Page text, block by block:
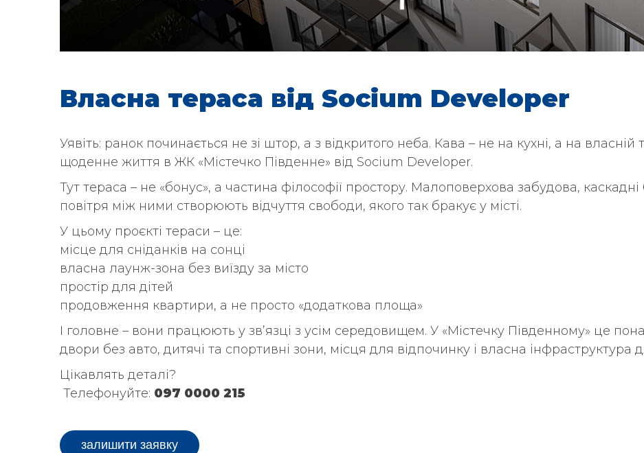
Власна тераса від Socium Developer
Уявіть: ранок починається не зі штор, а з відкритого неба. Кава – не на кухні, а на власній
щоденне життя в ЖК «Містечко Південне» від Socium Developer.
Тут тераса – не «бонус», а частина філософії простору. Малоповерхова забудова,
повітря між ними створюють відчуття свободи, якого так бракує у місті.
У цьому проєкті тераси – це:
місце для сніданків на сонці
власна лаунж-зона без виїзду за місто
простір для дітей
продовження квартири, а не просто «додаткова площа»
І головне – вони працюють у зв’язці з усім середовищем. У «Містечку Південному» це
двори без авто, дитячі та спортивні зони, місця для відпочинку і власна
Цікавлять деталі?
Телефонуйте: 097 0000 215
залишити заявку